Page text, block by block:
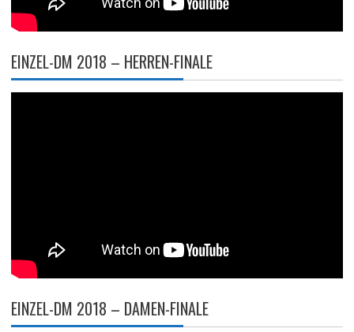
EINZEL-DM 2018 – HERREN-FINALE
EINZEL-DM 2018 – DAMEN-FINALE